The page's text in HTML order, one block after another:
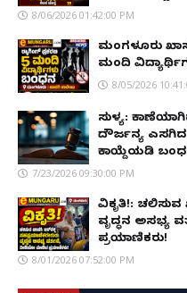
8/06/2026 01:42:00 PM
ಮಂಗಳೂರು
ಮಂದಿ
8/05/2026
ಸುಳ್ಯ:
ದೌರ್ಜನ್ಯ
ಕಾಯ್ದೆಯಡಿ
7/23/2026 09:30:00 PM
ವಿಕೃತಿ!:
ವೃದ್ಧನ ಅಸಭ್ಯ
ಪ್ರಯಾಣಿಕರು!
8/01/2026 07:52:00 PM